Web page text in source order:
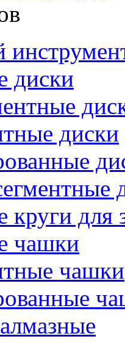
диски
диски
для
чашки
чашки